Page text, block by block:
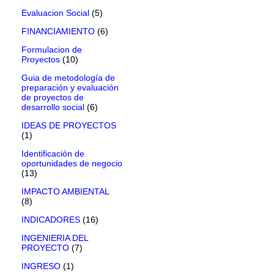
Evaluacion Social (5)
FINANCIAMIENTO (6)
Formulacion de
Proyectos (10)
Guia de metodología de
preparación y evaluación
de proyectos de
desarrollo social (6)
IDEAS DE PROYECTOS
(1)
Identificación de
oportunidades de negocio
(13)
IMPACTO AMBIENTAL
(8)
INDICADORES (16)
INGENIERIA DEL
PROYECTO (7)
INGRESO (1)